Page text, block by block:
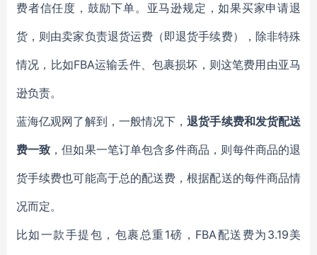
费者信任度，鼓励下单。亚马逊规定，如果买家申请退
货，则由卖家负责退货运费（即退货手续费），除非特殊
情况，比如FBA运输丢件、包裹损坏，则这笔费用由亚马
逊负责。
蓝海亿观网了解到，一般情况下，退货手续费和发货配送
费一致 ，但如果一笔订单包含多件商品，则每件商品的退
货手续费也可能高于总的配送费，根据配送的每件商品情
况而定。
比如一款手提包，包裹总重1磅，FBA配送费为3.19美